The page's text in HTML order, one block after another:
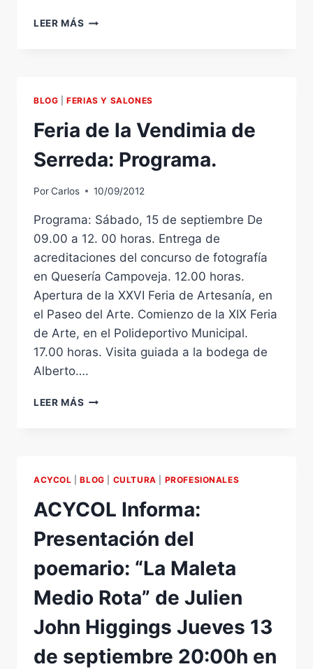
LEER MÁS ESPAÑA
BLOG |FERIAS Y SALONES
Feria de la Vendimia de
Serreda: Programa.
PorCarlos 10/09/2012
Programa: Sábado, 15 de septiembre De
09.00 a 12. 00 horas. Entrega de
acreditaciones del concurso de fotografía
en Quesería Campoveja. 12.00 horas.
Apertura de la XXVI Feria de Artesanía, en
el Paseo del Arte. Comienzo de la XIX Feria
de Arte, en el Polideportivo Municipal.
17.00 horas. Visita guiada a la bodega de
Alberto….
LEER MÁS FERIA
SERREDA:
PROGRAMA.
ACYCOL |BLOG CULTURA PROFESIONALES
ACYCOL Informa:
Presentación del
poemario: “La Maleta
Medio Rota” de Julien
John Higgings Jueves 13
de septiembre 20:00h en